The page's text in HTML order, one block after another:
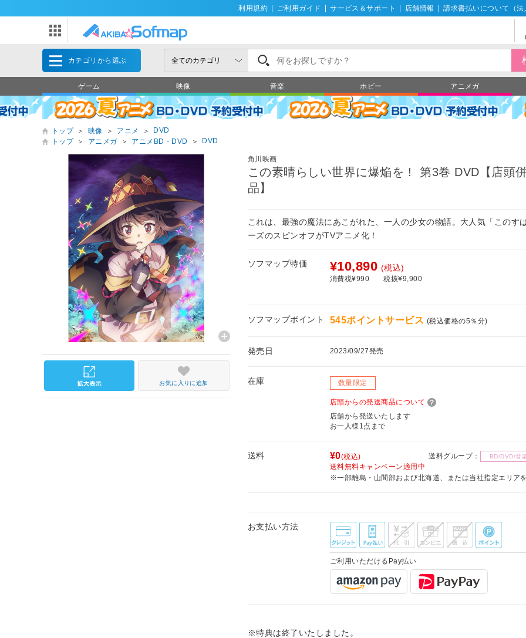
利用規約 ご利用ガイド サービス＆サポート 店舗情報 請求書払いについて（法
カテゴリから選ぶ
ゲーム 映像 音楽 ホビー アニメガ
トップ ＞ 映像 ＞ アニメ ＞
DVD
トップ
＞ アニメガ ＞ アニメBD・DVD ＞ DVD
角川映画
この素晴らしい世界に爆焔を！ 第3巻 DVD【店頭
品】
これは、最強の魔法にあこがれた、一人の少女の物語。大人気「このす
ーズのスピンオフがTVアニメ化！
ソフマップ特価 ¥10,890 (税込)
消費税¥990 税抜¥9,900
ソフマップポイント 545ポイントサービス (税込価格の5％分)
発売日 2023/09/27発売
在庫 数量限定
店頭からの発送商品について
店舗から発送いたします
お一人様1点まで
送料 ¥0(税込) 送料グループ： BD/DVD/音
送料無料キャンペーン適用中
※一部離島・山間部および北海道、または当社指定エリア
お支払い方法
ご利用いただけるPay払い
※特典は終了いたしました。
お気に入りに追加